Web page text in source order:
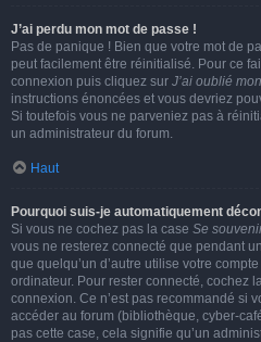
J’ai perdu mon mot de passe !
Pas de panique ! Bien que votre mot de
peut facilement être réinitialisé. Pour ce
connexion puis cliquez sur J’ai oublié
instructions énoncées et vous devriez
Si toutefois vous ne parveniez pas à
un administrateur du forum.
Haut
Pourquoi suis-je automatiquement
Si vous ne cochez pas la case Se
vous ne resterez connecté que pendant
que quelqu’un d’autre utilise votre
ordinateur. Pour rester connecté, cochez
connexion. Ce n’est pas recommandé si
accéder au forum (bibliothèque, cyber-
pas cette case, cela signifie qu’un